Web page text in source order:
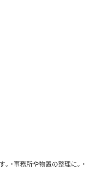
・事務所や物置の整理に。・